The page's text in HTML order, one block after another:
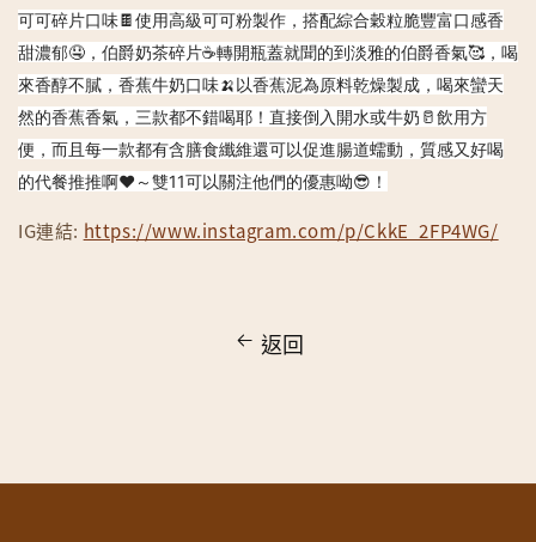
可可碎片口味🍫使用高級可可粉製作，搭配綜合穀粒脆豐富口感香
甜濃郁🤤，伯爵奶茶碎片☕️轉開瓶蓋就聞的到淡雅的伯爵香氣🥰，喝
來香醇不膩，香蕉牛奶口味🍌以香蕉泥為原料乾燥製成，喝來蠻天
然的香蕉香氣，三款都不錯喝耶！直接倒入開水或牛奶🥛飲用方
便，而且每一款都有含膳食纖維還可以促進腸道蠕動，質感又好喝
的代餐推推啊❤️～雙11可以關注他們的優惠呦😎！
IG連結: https://www.instagram.com/p/CkkE_2FP4WG/
返回